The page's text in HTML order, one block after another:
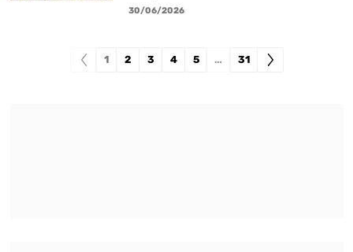
30/06/2026
1 2 3 4 5 … 31